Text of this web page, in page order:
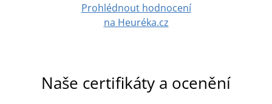
Prohlédnout hodnocení
na Heuréka.cz
Naše certifikáty a ocenění